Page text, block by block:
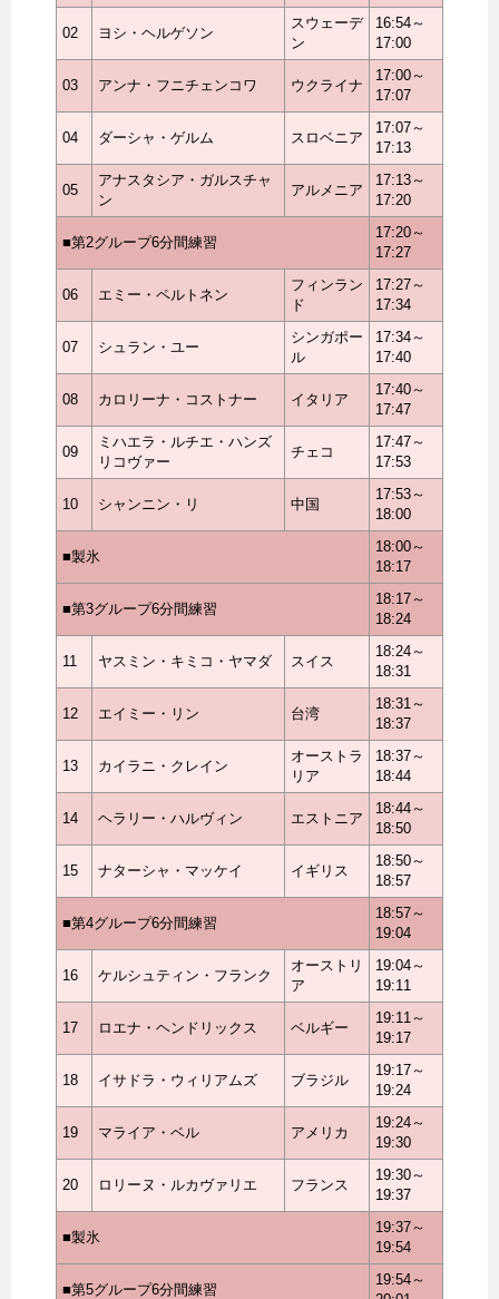
02 ヨシ・ヘルゲソン
スウェーデ
ン
16:54～
17:00
03 アンナ・フニチェンコワ ウクライナ
17:00～
17:07
04 ダーシャ・ゲルム スロベニア
17:07～
17:13
05
アナスタシア・ガルスチャ
ン
アルメニア
17:13～
17:20
■第2グループ6分間練習
17:20～
17:27
06 エミー・ペルトネン
フィンラン
ド
17:27～
17:34
07 シュラン・ユー
シンガポー
ル
17:34～
17:40
08 カロリーナ・コストナー イタリア
17:40～
17:47
09
ミハエラ・ルチエ・ハンズ
リコヴァー
チェコ
17:47～
17:53
10 シャンニン・リ 中国
17:53～
18:00
■製氷
18:00～
18:17
■第3グループ6分間練習
18:17～
18:24
11 ヤスミン・キミコ・ヤマダ スイス
18:24～
18:31
12 エイミー・リン 台湾
18:31～
18:37
13 カイラニ・クレイン
オーストラ
リア
18:37～
18:44
14 ヘラリー・ハルヴィン エストニア
18:44～
18:50
15 ナターシャ・マッケイ イギリス
18:50～
18:57
■第4グループ6分間練習
18:57～
19:04
16 ケルシュティン・フランク
オーストリ
ア
19:04～
19:11
17 ロエナ・ヘンドリックス ベルギー
19:11～
19:17
18 イサドラ・ウィリアムズ ブラジル
19:17～
19:24
19 マライア・ベル アメリカ
19:24～
19:30
20 ロリーヌ・ルカヴァリエ フランス
19:30～
19:37
■製氷
19:37～
19:54
■第5グループ6分間練習
19:54～